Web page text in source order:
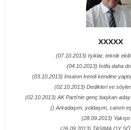
XXXXX
(07.10.2013) Işıklar, teknik
(04.10.2013) İstifa daha
(03.10.2013) İnsanın kendi kendine
(02.10.2013) Dedikleri ve
(02.10.2013) AK Parti’nin genç başkan
() Arkadaşım, yoldaşım, canım
(28.09.2013) Yakıştı
(26.09.2013) TAŞIMA OY